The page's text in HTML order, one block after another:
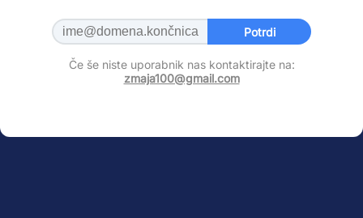
Potrdi
Če še niste uporabnik nas kontaktirajte na:
zmaja100@gmail.com